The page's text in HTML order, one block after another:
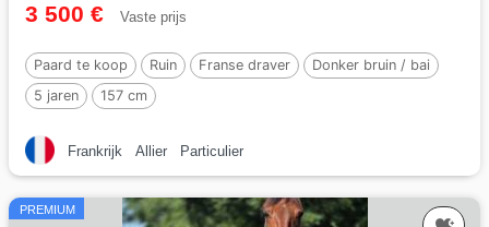
3 500 € Vaste prijs
Paard te koop Ruin Franse draver
Donker bruin / bai
5 jaren
157 cm
Frankrijk Allier Particulier
PREMIUM